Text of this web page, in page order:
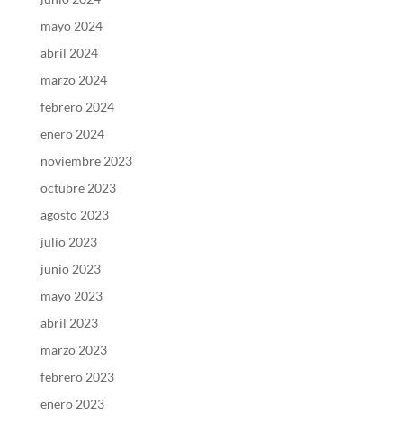
mayo 2024
abril 2024
marzo 2024
febrero 2024
enero 2024
noviembre 2023
octubre 2023
agosto 2023
julio 2023
junio 2023
mayo 2023
abril 2023
marzo 2023
febrero 2023
enero 2023